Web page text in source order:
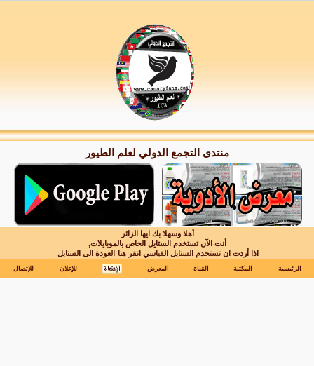
منتدى التجمع الدولي لعلم الطيور
أهلا وسهلا بك ايها الزائر
أنت الآن تستخدم الستايل الخاص بالموبايلات,
اذا أردت ان تستخدم الستايل القياسي انقر هنا العودة الى الستايل
الرئيسية المكتبة القناة المعرض للإعلان للإتصال